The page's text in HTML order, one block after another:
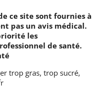
ce site sont fournies à
pas un avis médical.
les
de santé.
trop gras, trop sucré,